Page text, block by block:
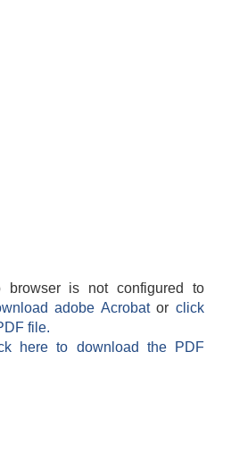
browser is not configured to
adobe Acrobatorclick
file.
here to download the PDF